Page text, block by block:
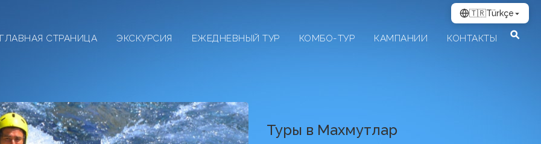
ГЛАВНАЯ СТРАНИЦА ЭКСКУРСИЯ ЕЖЕДНЕВНЫЙ ТУР КОМБО-ТУР КАМПАНИИ КОНТАКТЫ
Туры в Махмутлар
🇹🇷Türkçe